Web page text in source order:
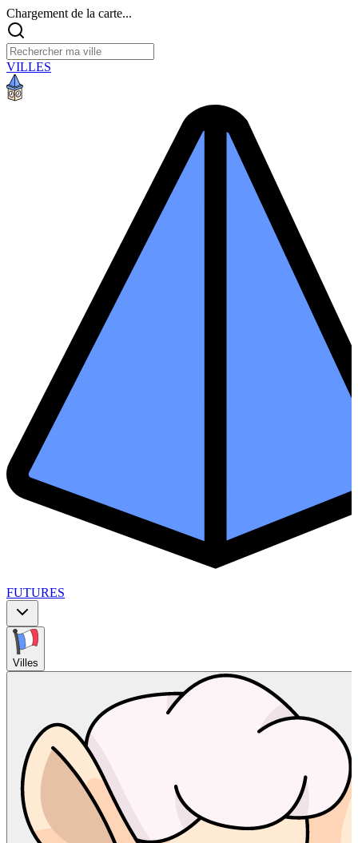
Chargement de la carte...
VILLES
FUTURES
Villes